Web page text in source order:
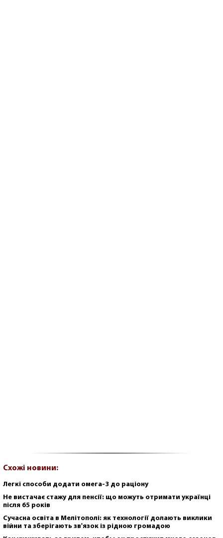
Схожі новини:
Легкі способи додати омега-3 до раціону
Не вистачає стажу для пенсії: що можуть отримати українці
після 65 років
Сучасна освіта в Мелітополі: як технології долають виклики
війни та зберігають зв'язок із рідною громадою